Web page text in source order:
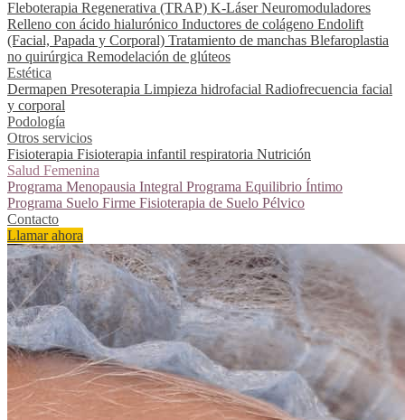
Fleboterapia Regenerativa (TRAP) K-LáserNeuromoduladores
Relleno con ácido hialurónico Inductores de colágeno Endolift
(Facial, Papada y Corporal) Tratamiento de manchas Blefaroplastia
no quirúrgica Remodelación de glúteos
Estética
Dermapen Presoterapia Limpieza hidrofacial Radiofrecuencia facial
y corporal
Podología
Otros servicios
Fisioterapia Fisioterapia infantil respiratoria Nutrición
Salud Femenina
Programa Menopausia Integral Programa Equilibrio Íntimo
Programa Suelo Firme Fisioterapia de Suelo Pélvico
Contacto
Llamar ahora